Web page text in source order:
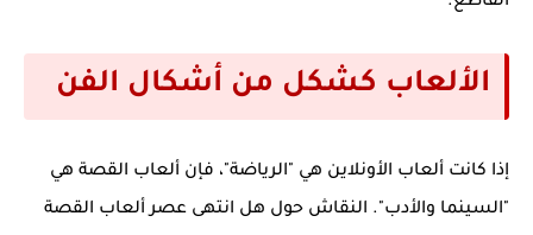
الألعاب كشكل من أشكال الفن
إذا كانت ألعاب الأونلاين هي "الرياضة"، فإن ألعاب القصة هي
"السينما والأدب". النقاش حول هل انتهى عصر ألعاب القصة